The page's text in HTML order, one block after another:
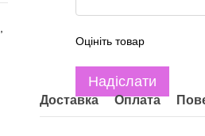
Оцініть товар
Надіслати
Доставка Оплата